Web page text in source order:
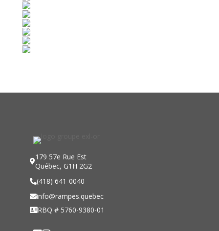
179 57e Rue Est
Québec, G1H 2G2
(418) 641-0040
info@rampes.quebec
RBQ # 5760-9380-01